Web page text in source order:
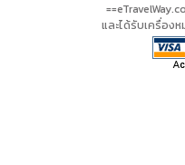
และได้รับเครื่อง